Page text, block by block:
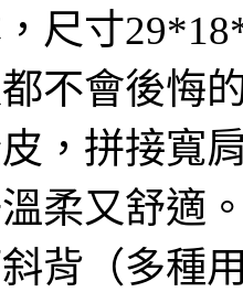
尺寸
不會後悔
，拼接寬
柔又舒適
背（多種